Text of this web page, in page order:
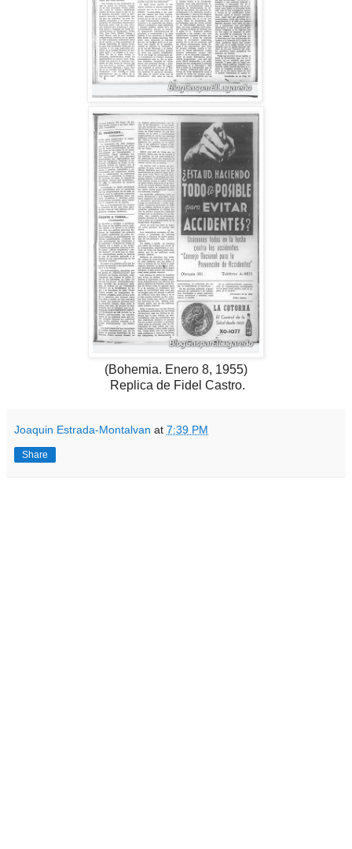
(Bohemia. Enero 8, 1955)
Replica de Fidel Castro.
Joaquin Estrada-Montalvan at 7:39 PM
Share